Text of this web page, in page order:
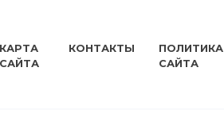
КАРТА
САЙТА
КОНТАКТЫ
ПОЛИТИКА
САЙТА